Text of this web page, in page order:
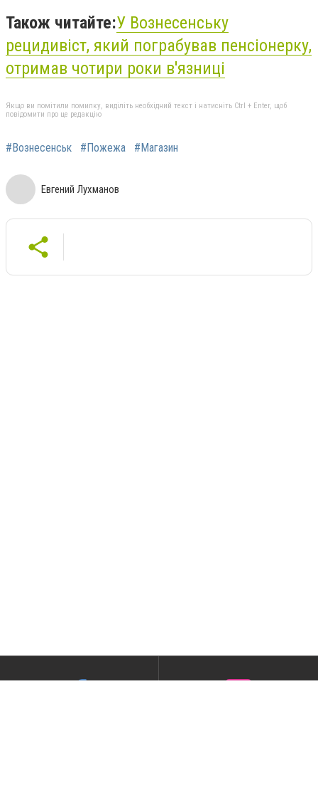
Також читайте:У Вознесенську
рецидивіст, який пограбував пенсіонерку,
отримав чотири роки в'язниці
Якщо ви помітили помилку, виділіть необхідний текст і натисніть Ctrl + Enter, щоб
повідомити про це редакцію
#Вознесенськ #Пожежа #Магазин
Евгений Лухманов